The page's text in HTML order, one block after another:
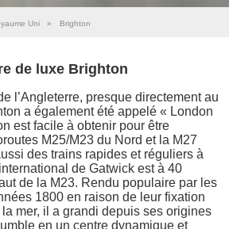
Uni » Brighton
de luxe Brighton
l’Angleterre, presque directement au
a également été appelé « London
est facile à obtenir pour être
M25/M23 du Nord et la M27
des trains rapides et réguliers à
de Gatwick est à 40
de la M23. Rendu populaire par les
1800 en raison de leur fixation
mer, il a grandi depuis ses origines
en un centre dynamique et